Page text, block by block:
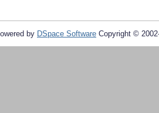
by DSpace Software Copyright ©